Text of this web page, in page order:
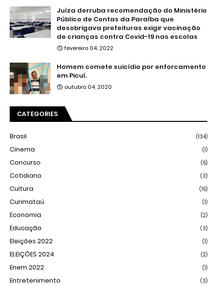
Juíza derruba recomendação do Ministério
Público de Contas da Paraíba que
desobrigava prefeituras exigir vacinação
de crianças contra Covid-19 nas escolas
fevereiro 04, 2022
Homem comete suicídio por enforcamento
em Picuí.
outubro 04, 2020
CATEGORIES
Brasil (134)
Cinema (1)
Concurso (5)
Cotidiano (3)
Cultura (15)
Curimataú (1)
Economia (2)
Educação (3)
Eleições 2022 (1)
ELEIÇÕES 2024 (2)
Enem 2022 (1)
Entretenimento (3)